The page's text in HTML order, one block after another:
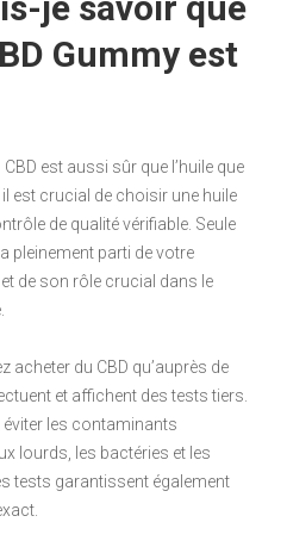
Gummy est
est aussi sûr que l’huile que
est crucial de choisir une huile
de qualité vérifiable. Seule
pleinement parti de votre
de son rôle crucial dans le
acheter du CBD qu’auprès de
et affichent des tests tiers.
les contaminants
lourds, les bactéries et les
tests garantissent également